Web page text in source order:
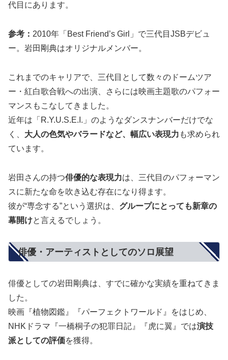
代目にあります。
参考： 2010年「Best Friend’s Girl」で三代目JSBデビュ
ー。岩田剛典はオリジナルメンバー。
これまでのキャリアで、三代目として数々のドームツア
ー・紅白歌合戦への出演、さらには映画主題歌のパフォー
マンスもこなしてきました。
近年は「R.Y.U.S.E.I.」のようなダンスナンバーだけでな
く、 大人の色気やバラードなど、幅広い表現力 も求められ
ています。
岩田さんの持つ俳優的な表現力は、三代目のパフォーマン
スに新たな命を吹き込む存在になり得ます。
彼が“専念する”という選択は、 グループにとっても新章の
幕開けと言えるでしょう。
俳優・アーティストとしてのソロ展望
俳優としての岩田剛典は、すでに確かな実績を重ねてきま
した。
映画『植物図鑑』『パーフェクトワールド』をはじめ、
NHKドラマ『一橋桐子の犯罪日記』『虎に翼』では演技
派としての評価を獲得。